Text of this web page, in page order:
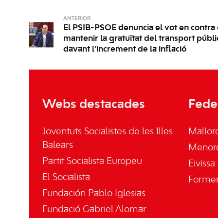
ANTERIOR
El PSIB-PSOE denuncia el vot en contra
mantenir la gratuïtat del transport
davant l’increment de la inflació
Webs destacades
Joventuts Socialistes de les Illes
Balears
Partit Socialista Europeu
El Socialista
Fundación Pablo Iglesias
Fundació Gabriel Alomar
Eivissa